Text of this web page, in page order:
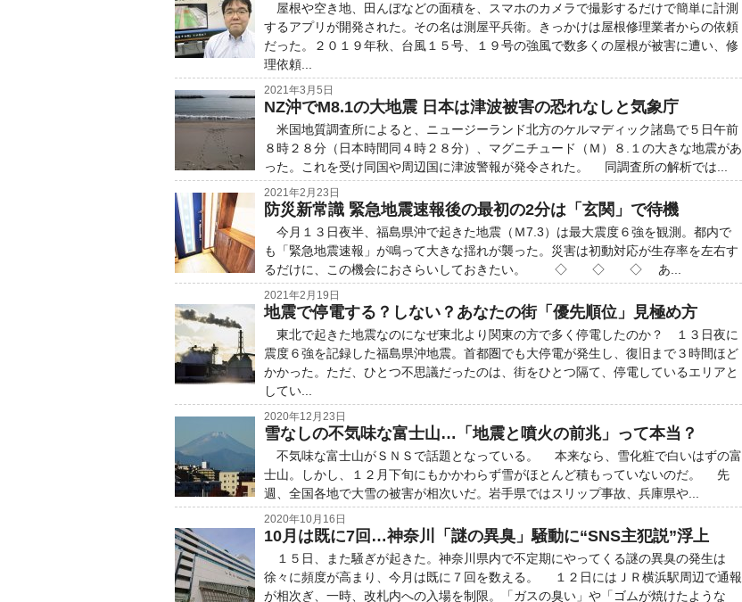
屋根や空き地、田んぼなどの面積を、スマホのカメラで撮影するだけで簡単に計測
するアプリが開発された。その名は測屋平兵衛。きっかけは屋根修理業者からの依頼
だった。２０１９年秋、台風１５号、１９号の強風で数多くの屋根が被害に遭い、修
理依頼...
2021年3月5日
NZ沖でM8.1の大地震 日本は津波被害の恐れなしと気象庁
米国地質調査所によると、ニュージーランド北方のケルマディック諸島で５日午前
８時２８分（日本時間同４時２８分）、マグニチュード（Ｍ）８.１の大きな地震があ
った。これを受け同国や周辺国に津波警報が発令された。 同調査所の解析では...
2021年2月23日
防災新常識 緊急地震速報後の最初の2分は「玄関」で待機
今月１３日夜半、福島県沖で起きた地震（Ｍ7.3）は最大震度６強を観測。都内で
も「緊急地震速報」が鳴って大きな揺れが襲った。災害は初動対応が生存率を左右す
るだけに、この機会におさらいしておきたい。 ◇ ◇ ◇ あ...
2021年2月19日
地震で停電する？しない？あなたの街「優先順位」見極め方
東北で起きた地震なのになぜ東北より関東の方で多く停電したのか？ １３日夜に
震度６強を記録した福島県沖地震。首都圏でも大停電が発生し、復旧まで３時間ほど
かかった。ただ、ひとつ不思議だったのは、街をひとつ隔て、停電しているエリアと
してい...
2020年12月23日
雪なしの不気味な富士山…「地震と噴火の前兆」って本当？
不気味な富士山がＳＮＳで話題となっている。 本来なら、雪化粧で白いはずの富
士山。しかし、１２月下旬にもかかわらず雪がほとんど積もっていないのだ。 先
週、全国各地で大雪の被害が相次いだ。岩手県ではスリップ事故、兵庫県や...
2020年10月16日
10月は既に7回…神奈川「謎の異臭」騒動に“SNS主犯説”浮上
１５日、また騒ぎが起きた。神奈川県内で不定期にやってくる謎の異臭の発生は
徐々に頻度が高まり、今月は既に７回を数える。 １２日にはＪＲ横浜駅周辺で通報
が相次ぎ、一時、改札内への入場を制限。「ガスの臭い」や「ゴムが焼けたような